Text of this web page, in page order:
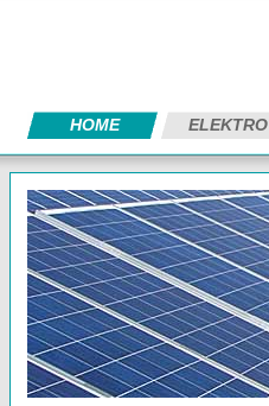
HOME ELEKTRO